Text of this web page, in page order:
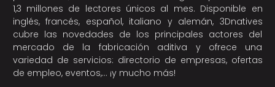
1,3 millones de lectores únicos al mes. Disponible en
inglés, francés, español, italiano y alemán, 3Dnatives
cubre las novedades de los principales actores del
mercado de la fabricación aditiva y ofrece una
variedad de servicios: directorio de empresas, ofertas
de empleo, eventos,… ¡y mucho más!